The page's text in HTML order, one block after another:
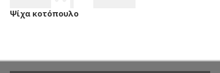
Ψίχα κοτόπουλο